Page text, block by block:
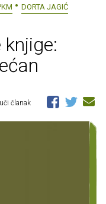
DORTA JAGIĆ
članak